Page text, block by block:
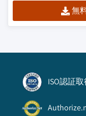
無
ISO認証